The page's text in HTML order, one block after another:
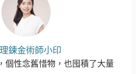
鍊金術師小印
個性念舊惜物，也囤積了大量